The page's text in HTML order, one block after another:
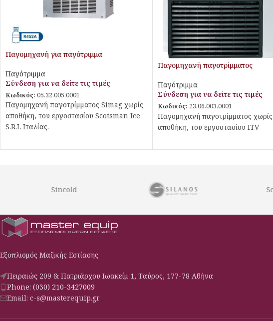
Παγομηχανή για παγότριμμα
Παγότριμμα
Σύνδεση για να δείτε τις τιμές
Κωδικός: 05.32.005.0001
Παγομηχανή παγοτρίμματος Simag χωρίς
αποθήκη, του εργοστασίου Scotsman Ice
S.R.L Ιταλίας.
Παγομηχανή παγοτρίμματος
Παγότριμμα
Σύνδεση για να δείτε τις τιμές
Κωδικός: 23.06.003.0001
Παγομηχανή παγοτρίμματος χωρίς
αποθήκη, του εργοστασίου ITV
Scotsman
Εξοπλισμός Μαζικής Εστίασης
Πειραιώς 209 & Πατριάρχου Ιωακείμ 1, Ταύρος, 177-78 Αθήνα
Phone: (030) 210-3427009
Email: c-s@masterequip.gr